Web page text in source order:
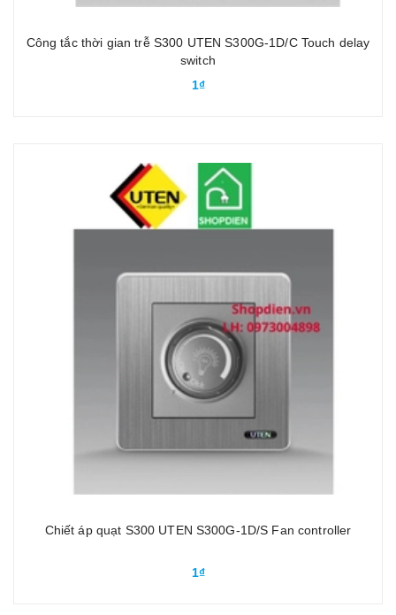
Công tắc thời gian trễ S300 UTEN S300G-1D/C Touch delay
switch
1₫
Chiết áp quạt S300 UTEN S300G-1D/S Fan controller
1₫